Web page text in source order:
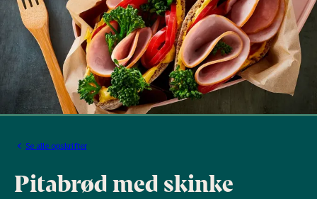
Se alle opskrifter
Pitabrød med skinke